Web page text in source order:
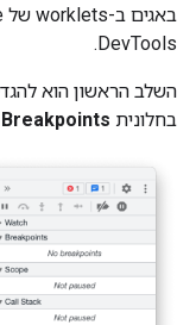
DevTools.
השלב הראשון הוא
בחלונית